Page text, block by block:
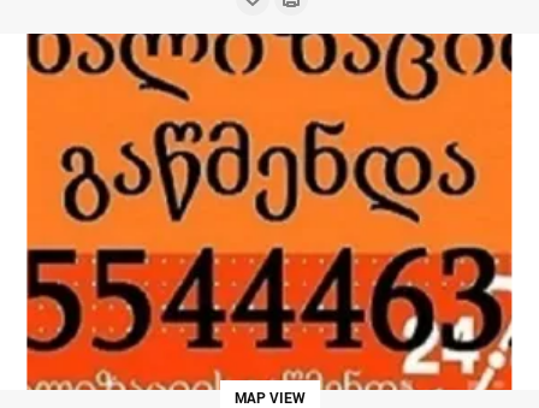
MAP VIEW